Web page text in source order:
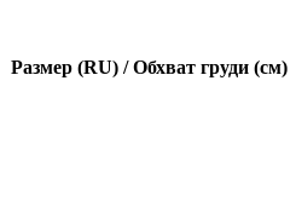
Размер (RU) / Обхват груди (см)